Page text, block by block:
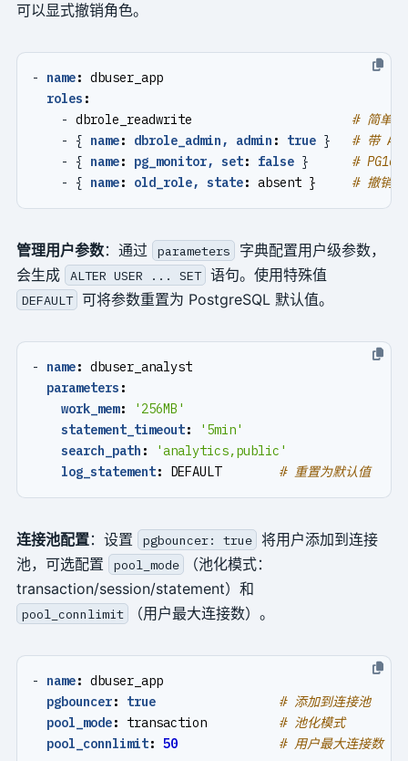
可以显式撤销角色。
- name: dbuser_app
roles :
- dbrole_readwrite
# 简单形
- { name: dbrole_admin, admin : true }
# 带
- { name: pg_monitor, set: false }
#
- { name: old_role, state: absent } # 撤销角
管理用户参数：通过 parameters
字典配置用户级参数，
会生成
ALTER USER ... SET 语句。使用特殊值
DEFAULT 可将参数重置为 PostgreSQL 默认值。
- name: dbuser_analyst
parameters :
work_mem:
'256MB'
statement_timeout:
'5min'
search_path :
'analytics,public'
log_statement: DEFAULT # 重置为默认值
连接池配置：设置 pgbouncer: true 将用户添加到连接
池，可选配置
pool_mode
（池化模式：
transaction/session/statement）和
pool_connlimit （用户最大连接数）。
- name: dbuser_app
pgbouncer: true
# 添加到连接池
pool_mode: transaction
# 池化模式
pool_connlimit: 50 # 用户最大连接数